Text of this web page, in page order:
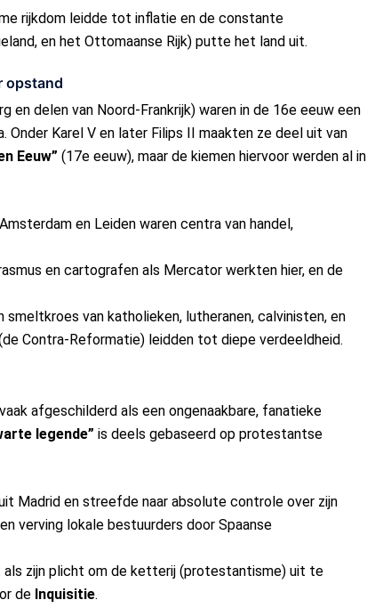
rijkdom leidde tot inflatie en de constante
en het Ottomaanse Rijk) putte het land uit.
opstand
en delen van Noord-Frankrijk) waren in de 16e eeuw een
Karel V en later Filips II maakten ze deel uit van
Eeuw” (17e eeuw), maar de kiemen hiervoor werden al in
en Leiden waren centra van handel,
en cartografen als Mercator werkten hier, en de
smeltkroes van katholieken, lutheranen, calvinisten, en
Contra-Reformatie) leidden tot diepe verdeeldheid.
afgeschilderd als een ongenaakbare, fanatieke
legende” is deels gebaseerd op protestantse
Madrid en streefde naar absolute controle over zijn
verving lokale bestuurders door Spaanse
als zijn plicht om de ketterij (protestantisme) uit te
de Inquisitie.